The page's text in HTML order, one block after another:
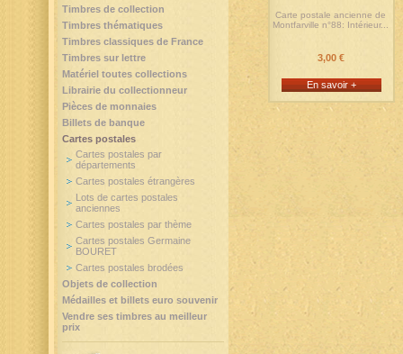
Carte postale ancienne de
Montfarville n°88: Intérieur...
3,00 €
En savoir +
Timbres de collection
Timbres thématiques
Timbres classiques de France
Timbres sur lettre
Matériel toutes collections
Librairie du collectionneur
Pièces de monnaies
Billets de banque
Cartes postales
Cartes postales par
départements
Cartes postales étrangères
Lots de cartes postales
anciennes
Cartes postales par thème
Cartes postales Germaine
BOURET
Cartes postales brodées
Objets de collection
Médailles et billets euro souvenir
Vendre ses timbres au meilleur
prix